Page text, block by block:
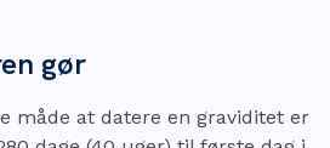
gør
måde at datere en graviditet er